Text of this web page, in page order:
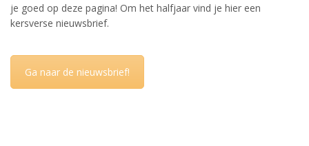
je goed op deze pagina! Om het halfjaar vind je hier een
kersverse nieuwsbrief.
Ga naar de nieuwsbrief!